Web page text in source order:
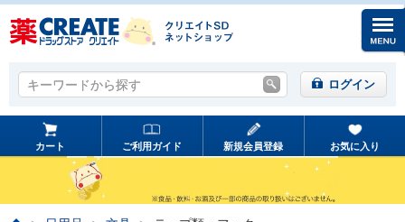
キーワードから探す
キーワードから探す ログイン
カート ご利用ガイド 新規会員登録 お気に入り